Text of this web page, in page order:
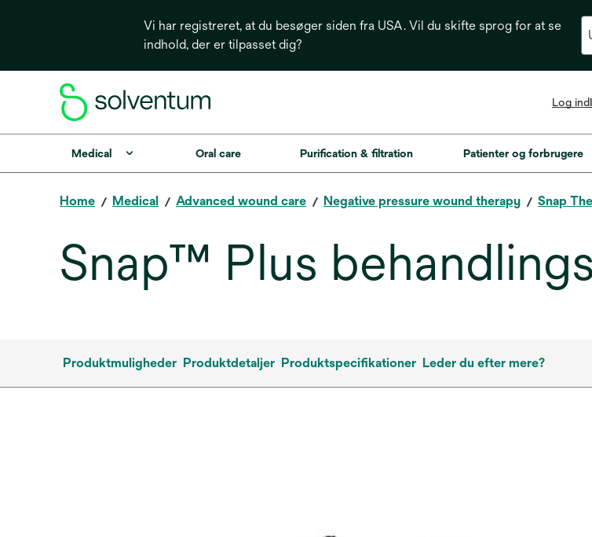
Vi har registreret, at du besøger siden fra USA. Vil du skifte sprog for at se
indhold, der er tilpasset dig?
Log ind
Medical Oral care Purification & filtration Patienter og forbrugere
Home Medical Advanced wound care Negative pressure wound therapy Snap
Snap™ Plus
Produktmuligheder Produktdetaljer Produktspecifikationer Leder du efter mere?